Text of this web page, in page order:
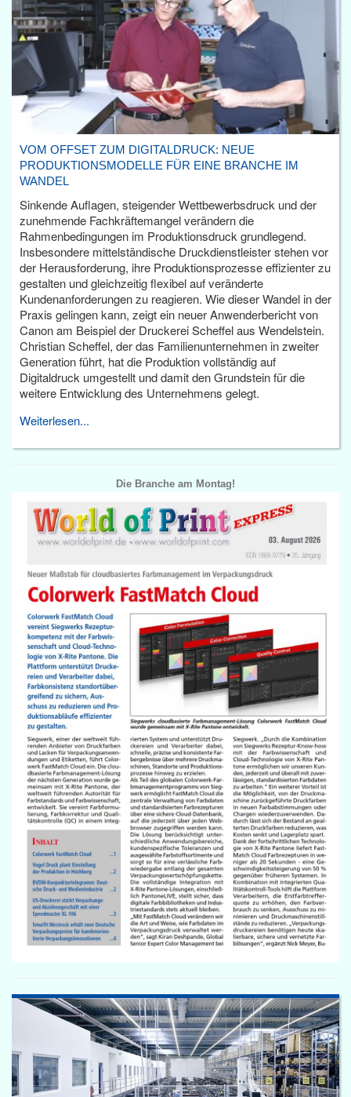
VOM OFFSET ZUM DIGITALDRUCK: NEUE
PRODUKTIONSMODELLE FÜR EINE BRANCHE IM
WANDEL
Sinkende Auflagen, steigender Wettbewerbsdruck und der
zunehmende Fachkräftemangel verändern die
Rahmenbedingungen im Produktionsdruck grundlegend.
Insbesondere mittelständische Druckdienstleister stehen vor
der Herausforderung, ihre Produktionsprozesse effizienter zu
gestalten und gleichzeitig flexibel auf veränderte
Kundenanforderungen zu reagieren. Wie dieser Wandel in der
Praxis gelingen kann, zeigt ein neuer Anwenderbericht von
Canon am Beispiel der Druckerei Scheffel aus Wendelstein.
Christian Scheffel, der das Familienunternehmen in zweiter
Generation führt, hat die Produktion vollständig auf
Digitaldruck umgestellt und damit den Grundstein für die
weitere Entwicklung des Unternehmens gelegt.
Weiterlesen...
Die Branche am Montag!